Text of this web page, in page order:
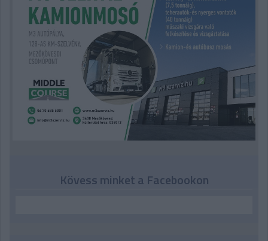
Kövess minket a Facebookon